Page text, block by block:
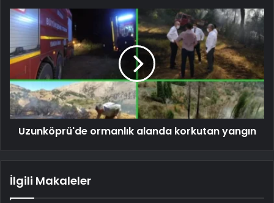
Uzunköprü'de ormanlık alanda korkutan yangın
İlgili Makaleler